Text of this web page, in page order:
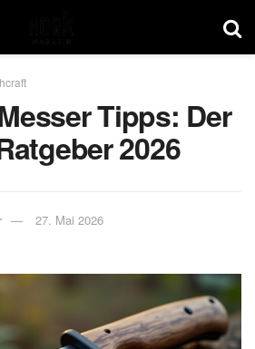
Tipps: Der
2026
27. Mai 2026